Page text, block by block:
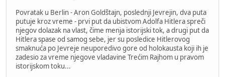
Povratak u Berlin - Aron Goldštajn, poslednji Jevrejin, dva puta
putuje kroz vreme - prvi put da ubistvom Adolfa Hitlera spreči
njegov dolazak na vlast, čime menja istorijski tok, a drugi put da
Hitlera spase od samog sebe, jer su posledice Hitlerovog
smaknuća po Jevreje neuporedivo gore od holokausta koji ih je
zadesio za vreme njegove vladavine Trećim Rajhom u pravom
istorijskom toku...